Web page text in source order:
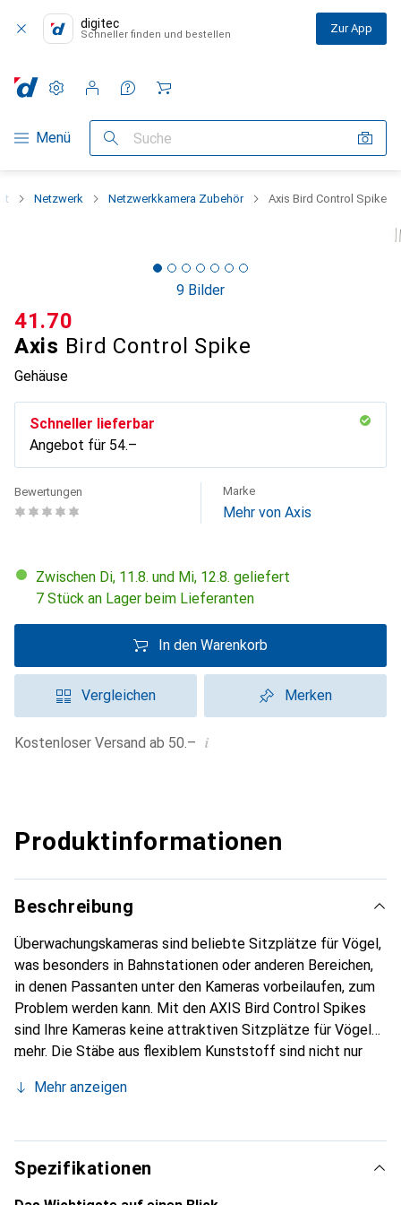
digitec
Schneller finden und bestellen Zur App
Navigation nach Kategorien
Menü Suche
Einstellungen
Kundenkonto
Vergleichslisten
Merklisten
Warenkorb
Netzwerk Netzwerkkamera Zubehör Axis Bird Control Spike
9 Bilder
Axis Bird Control Spike
Gehäuse
CHF
41.70
Schneller lieferbar
Angebot für CHF
54.–
Bewertungen Marke
Mehr von Axis
Zwischen Di, 11.8. und Mi, 12.8. geliefert
7 Stück an Lager beim Lieferanten
In den Warenkorb
Vergleichen Merken
Kostenloser Versand ab 50.– i
Produktinformationen
Beschreibung
Überwachungskameras sind beliebte Sitzplätze für Vögel,
was besonders in Bahnstationen oder anderen Bereichen,
in denen Passanten unter den Kameras vorbeilaufen, zum
Problem werden kann. Mit den AXIS Bird Control Spikes
sind Ihre Kameras keine attraktiven Sitzplätze für Vögel
mehr. Die Stäbe aus flexiblem Kunststoff sind nicht nur
an ihnen verletzen können. Wenn sich keine Vögel mehr auf
Kot. Dadurch sparen Sie sich Kosten für häufige
Hebebühneneinsätze und Reinigungspersonal, da die
Kameras weniger oft gereinigt werden müssen. Zugleich
Mehr anzeigen
Spezifikationen